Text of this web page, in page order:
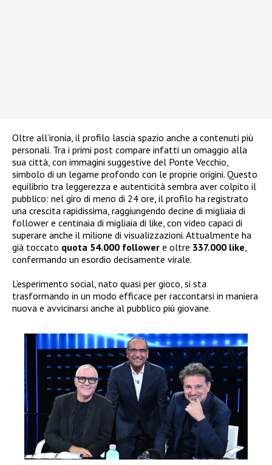
Oltre all’ironia, il profilo lascia spazio anche a contenuti più
personali. Tra i primi post compare infatti un omaggio alla
sua città, con immagini suggestive del Ponte Vecchio,
simbolo di un legame profondo con le proprie origini. Questo
equilibrio tra leggerezza e autenticità sembra aver colpito il
pubblico: nel giro di meno di 24 ore, il profilo ha registrato
una crescita rapidissima, raggiungendo decine di migliaia di
follower e centinaia di migliaia di like, con video capaci di
superare anche il milione di visualizzazioni. Attualmente ha
già toccato quota 54.000 follower e oltre 337.000 like,
confermando un esordio decisamente virale.
L’esperimento social, nato quasi per gioco, si sta
trasformando in un modo efficace per raccontarsi in maniera
nuova e avvicinarsi anche al pubblico più giovane.